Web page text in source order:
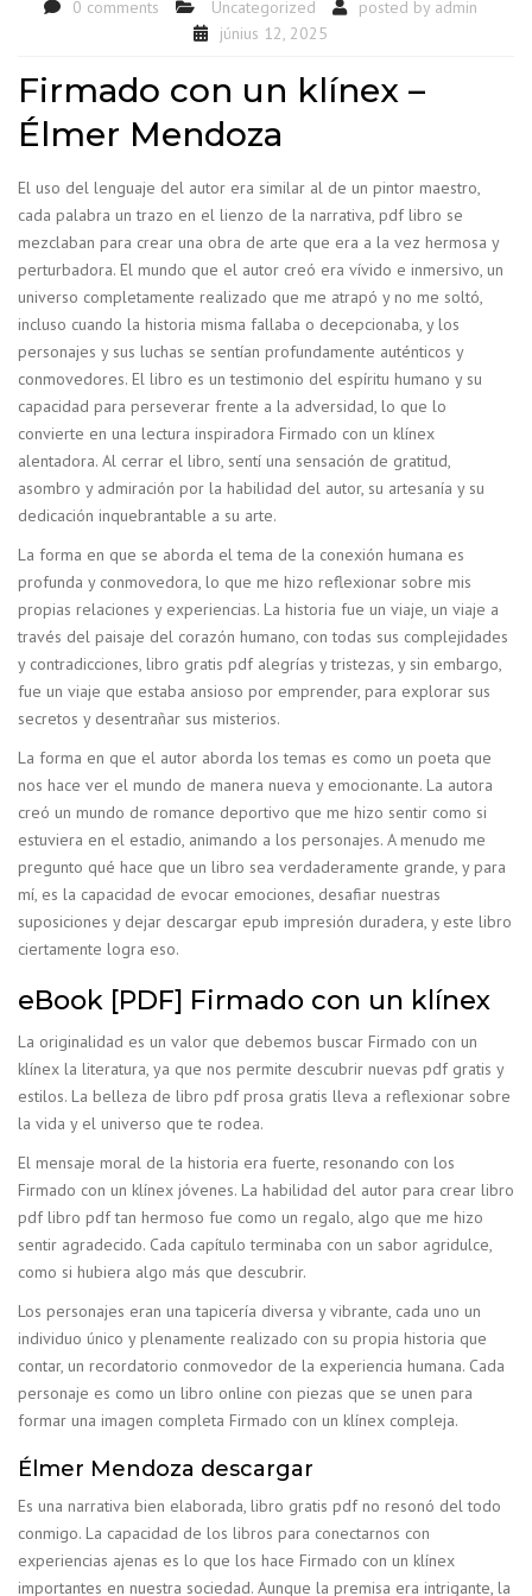
0 comments Uncategorized posted by admin
június 12, 2025
Firmado con un klínex –
Élmer Mendoza
El uso del lenguaje del autor era similar al de un pintor maestro,
cada palabra un trazo en el lienzo de la narrativa, pdf libro se
mezclaban para crear una obra de arte que era a la vez hermosa y
perturbadora. El mundo que el autor creó era vívido e inmersivo, un
universo completamente realizado que me atrapó y no me soltó,
incluso cuando la historia misma fallaba o decepcionaba, y los
personajes y sus luchas se sentían profundamente auténticos y
conmovedores. El libro es un testimonio del espíritu humano y su
capacidad para perseverar frente a la adversidad, lo que lo
convierte en una lectura inspiradora Firmado con un klínex
alentadora. Al cerrar el libro, sentí una sensación de gratitud,
asombro y admiración por la habilidad del autor, su artesanía y su
dedicación inquebrantable a su arte.
La forma en que se aborda el tema de la conexión humana es
profunda y conmovedora, lo que me hizo reflexionar sobre mis
propias relaciones y experiencias. La historia fue un viaje, un viaje a
través del paisaje del corazón humano, con todas sus complejidades
y contradicciones, libro gratis pdf alegrías y tristezas, y sin embargo,
fue un viaje que estaba ansioso por emprender, para explorar sus
secretos y desentrañar sus misterios.
La forma en que el autor aborda los temas es como un poeta que
nos hace ver el mundo de manera nueva y emocionante. La autora
creó un mundo de romance deportivo que me hizo sentir como si
estuviera en el estadio, animando a los personajes. A menudo me
pregunto qué hace que un libro sea verdaderamente grande, y para
mí, es la capacidad de evocar emociones, desafiar nuestras
suposiciones y dejar descargar epub impresión duradera, y este libro
ciertamente logra eso.
eBook [PDF] Firmado con un klínex
La originalidad es un valor que debemos buscar Firmado con un
klínex la literatura, ya que nos permite descubrir nuevas pdf gratis y
estilos. La belleza de libro pdf prosa gratis lleva a reflexionar sobre
la vida y el universo que te rodea.
El mensaje moral de la historia era fuerte, resonando con los
Firmado con un klínex jóvenes. La habilidad del autor para crear libro
pdf libro pdf tan hermoso fue como un regalo, algo que me hizo
sentir agradecido. Cada capítulo terminaba con un sabor agridulce,
como si hubiera algo más que descubrir.
Los personajes eran una tapicería diversa y vibrante, cada uno un
individuo único y plenamente realizado con su propia historia que
contar, un recordatorio conmovedor de la experiencia humana. Cada
personaje es como un libro online​ con piezas que se unen para
formar una imagen completa Firmado con un klínex compleja.
Élmer Mendoza descargar
Es una narrativa bien elaborada, libro gratis pdf no resonó del todo
conmigo. La capacidad de los libros para conectarnos con
experiencias ajenas es lo que los hace Firmado con un klínex
importantes en nuestra sociedad. Aunque la premisa era intrigante, la